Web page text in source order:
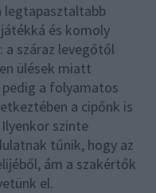
legtapasztaltabb
és komoly
száraz levegőtől
ülések miatt
a folyamatos
a cipőnk is
szinte
tűnik, hogy az
ám a szakértők
el.